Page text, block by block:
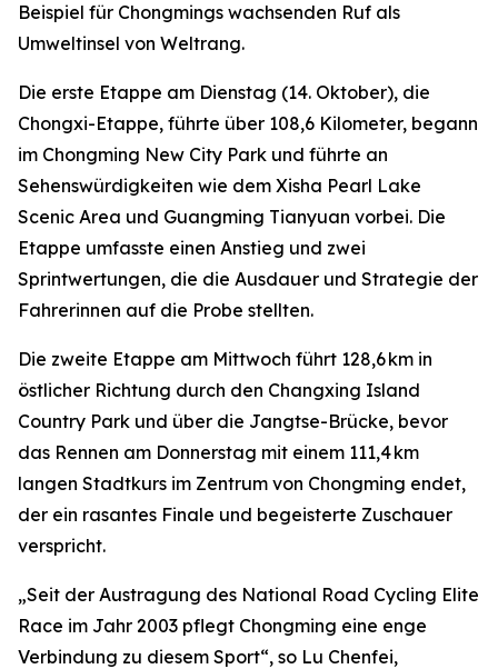
Beispiel für Chongmings wachsenden Ruf als
Umweltinsel von Weltrang.
Die erste Etappe am Dienstag (14. Oktober), die
Chongxi-Etappe, führte über 108,6 Kilometer, begann
im Chongming New City Park und führte an
Sehenswürdigkeiten wie dem Xisha Pearl Lake
Scenic Area und Guangming Tianyuan vorbei. Die
Etappe umfasste einen Anstieg und zwei
Sprintwertungen, die die Ausdauer und Strategie der
Fahrerinnen auf die Probe stellten.
Die zweite Etappe am Mittwoch führt 128,6 km in
östlicher Richtung durch den Changxing Island
Country Park und über die Jangtse-Brücke, bevor
das Rennen am Donnerstag mit einem 111,4 km
langen Stadtkurs im Zentrum von Chongming endet,
der ein rasantes Finale und begeisterte Zuschauer
verspricht.
„Seit der Austragung des National Road Cycling Elite
Race im Jahr 2003 pflegt Chongming eine enge
Verbindung zu diesem Sport“, so Lu Chenfei,